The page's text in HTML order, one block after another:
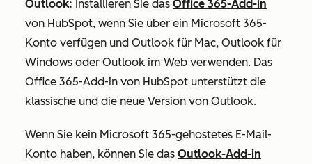
Outlook: Installieren Sie das Office 365-Add-in
von HubSpot, wenn Sie über ein Microsoft 365-
Konto verfügen und Outlook für Mac, Outlook für
Windows oder Outlook im Web verwenden. Das
Office 365-Add-in von HubSpot unterstützt die
klassische und die neue Version von Outlook.
Wenn Sie kein Microsoft 365-gehostetes E-Mail-
Konto haben, können Sie das Outlook-Add-in